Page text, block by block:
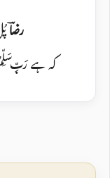
رضاؔ
کہ ہے رَبِّ سَلِّمْ